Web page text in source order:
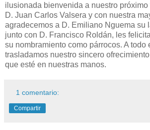
ilusionada bienvenida a nuestro próximo
D. Juan Carlos Valsera y con nuestra
agradecemos a D. Emiliano Nguema su
junto con D. Francisco Roldán, les
su nombramiento como párrocos. A todo
trasladamos nuestro sincero
que esté en nuestras manos.
1 comentario:
Compartir